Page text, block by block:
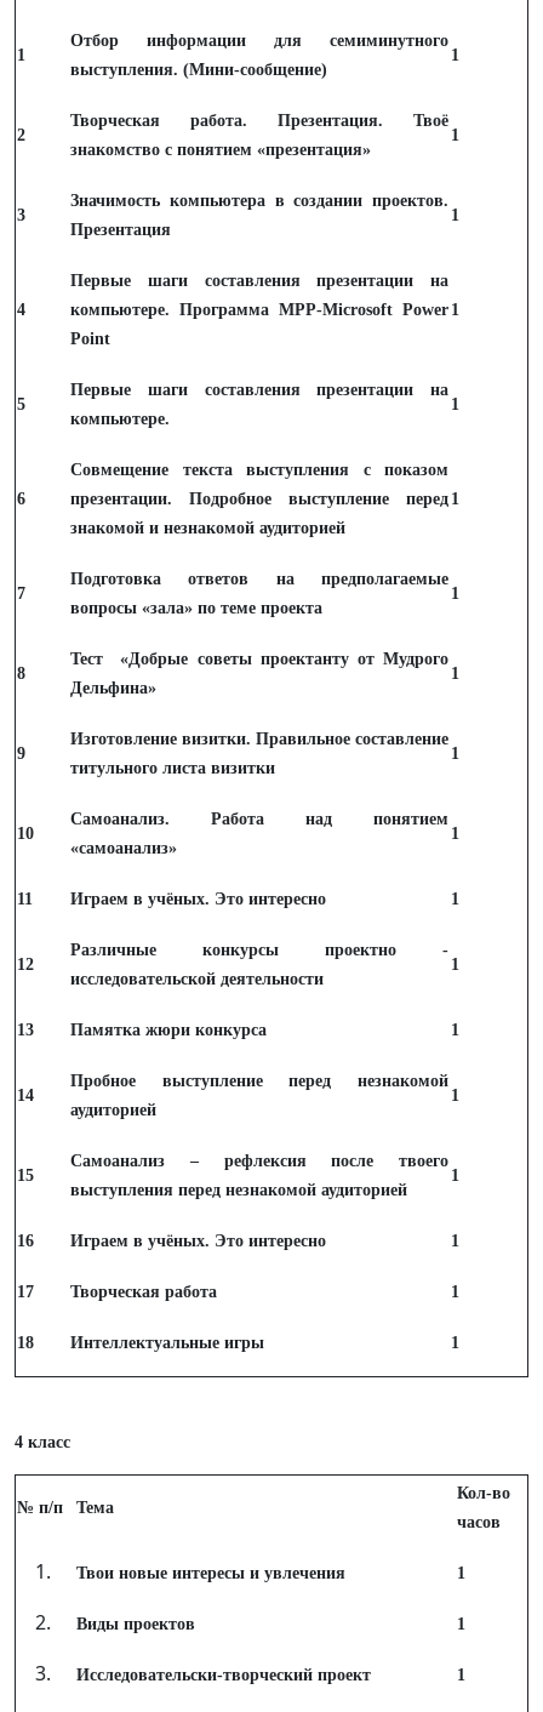
1
Отбор информации для семиминутного
выступления. (Мини-сообщение)
1
2
Творческая работа. Презентация. Твоё
знакомство с понятием «презентация»
1
3
Значимость компьютера в создании проектов.
Презентация
1
4
Первые шаги составления презентации на
компьютере. Программа МРР-Microsoft Power
Point
1
5
Первые шаги составления презентации на
компьютере.
1
6
Совмещение текста выступления с показом
презентации. Подробное выступление перед
знакомой и незнакомой аудиторией
1
7
Подготовка ответов на предполагаемые
вопросы «зала» по теме проекта
1
8
Тест «Добрые советы проектанту от Мудрого
Дельфина»
1
9
Изготовление визитки. Правильное составление
титульного листа визитки
1
10
Самоанализ. Работа над понятием
«самоанализ»
1
11 Играем в учёных. Это интересно 1
12
Различные конкурсы проектно -
исследовательской деятельности
1
13 Памятка жюри конкурса 1
14
Пробное выступление перед незнакомой
аудиторией
1
15
Самоанализ – рефлексия после твоего
выступления перед незнакомой аудиторией
1
16 Играем в учёных. Это интересно 1
17 Творческая работа 1
18 Интеллектуальные игры 1
4 класс
№ п/п Тема
Кол-во
часов
Твои новые интересы и увлечения 1
Виды проектов 1
Исследовательски-творческий проект 1